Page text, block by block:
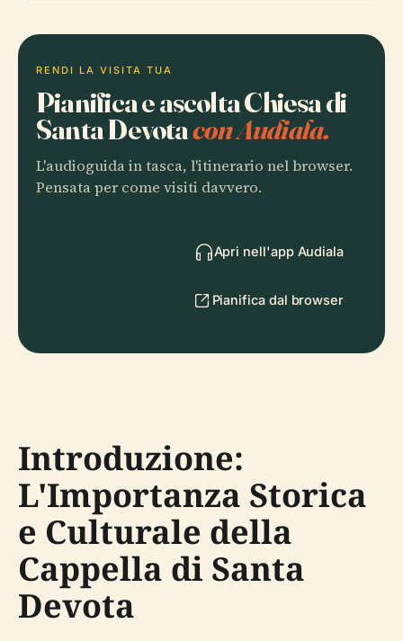
RENDI LA VISITA TUA
Pianifica e ascolta Chiesa di
Santa Devotacon Audiala.
L'audioguida in tasca, l'itinerario nel browser.
Pensata per come visiti davvero.
Apri nell'app Audiala
Pianifica dal browser
Introduzione:
L'Importanza Storica
e Culturale della
Cappella di Santa
Devota